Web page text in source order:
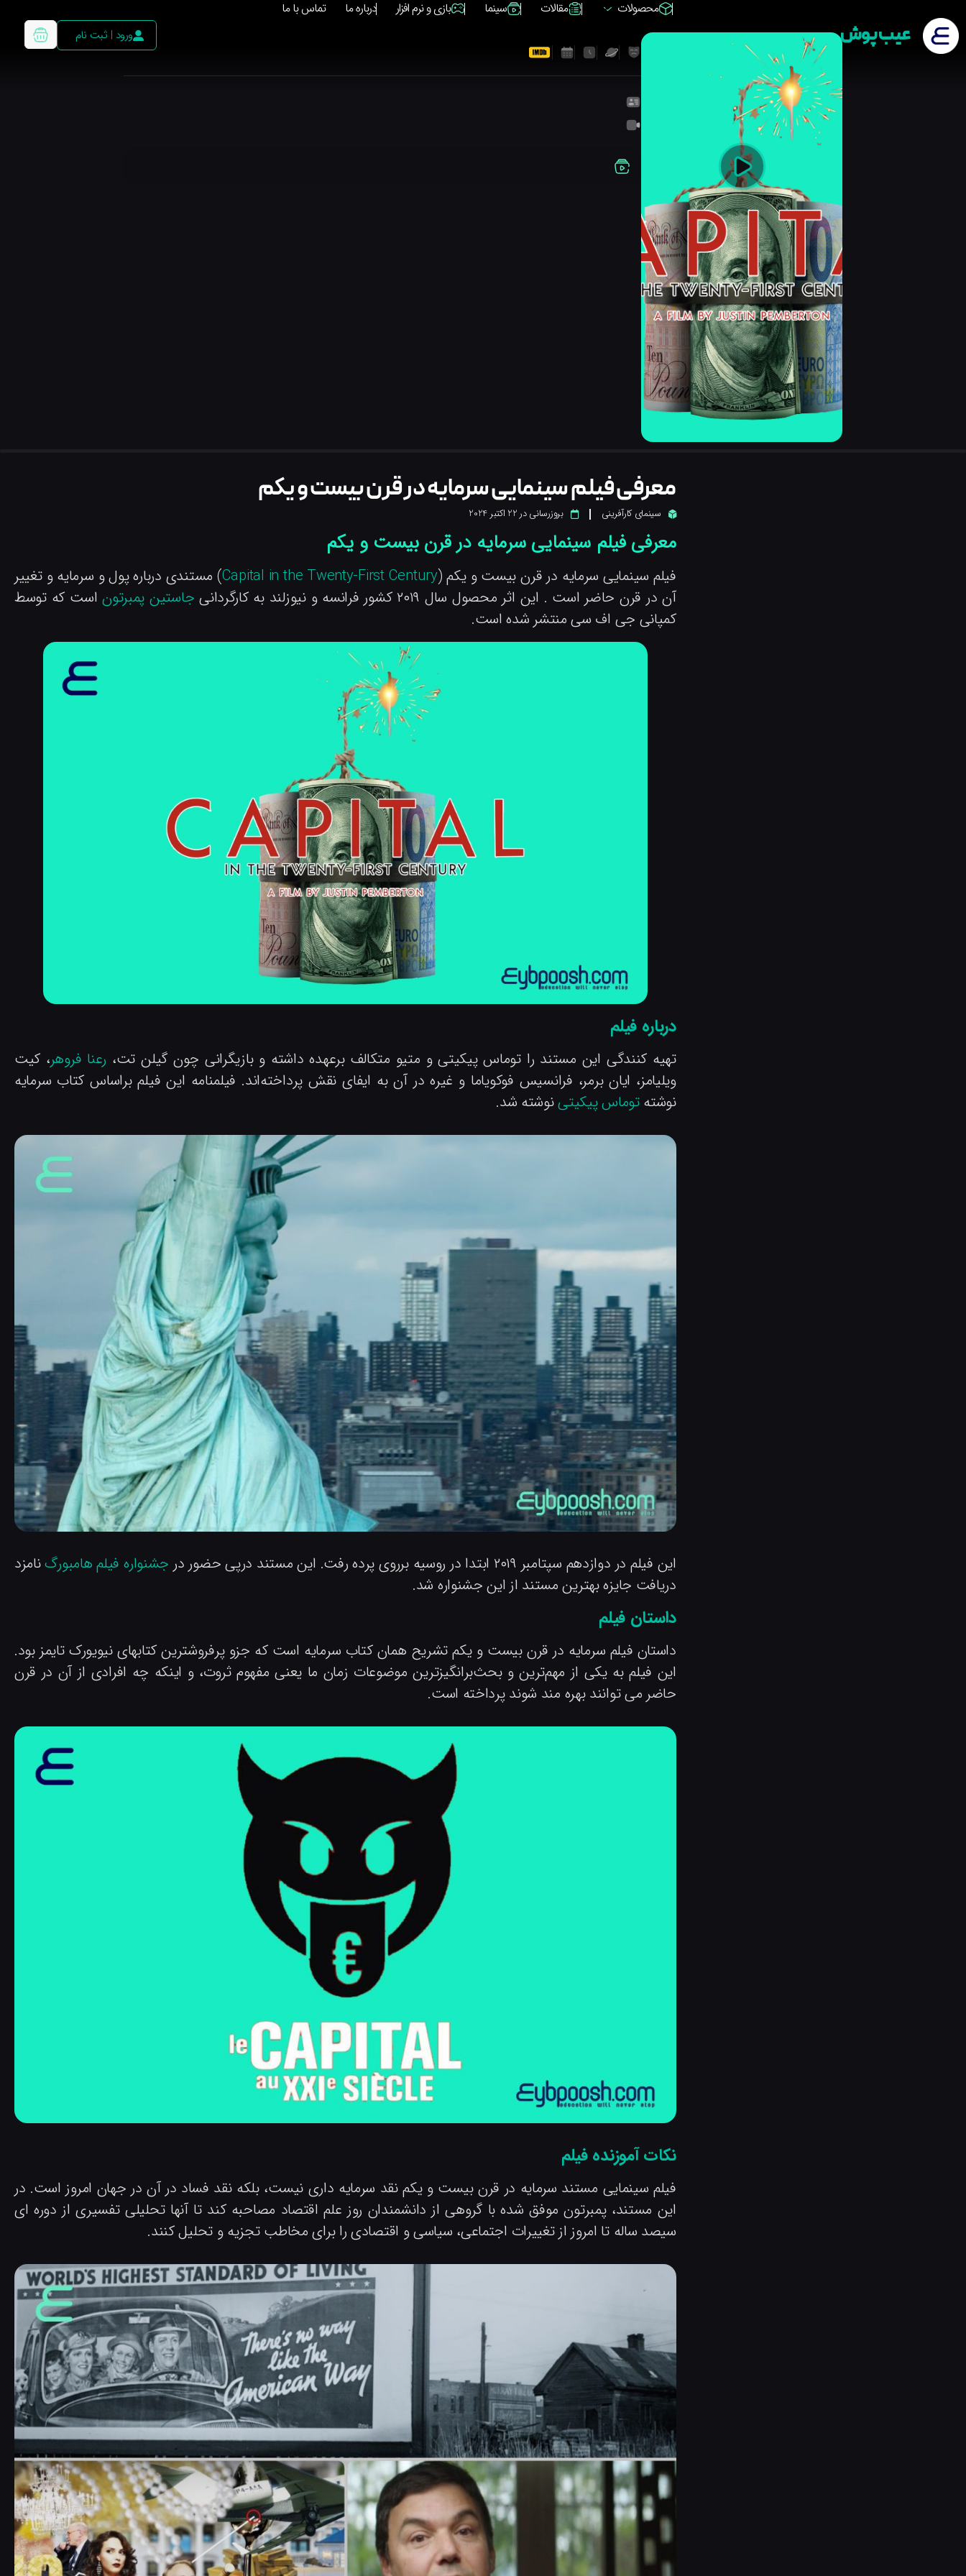
عیب پوش
محصولات مقالات سینما بازی و نرم افزار درباره ما تماس با ما
ورود | ثبت نام
معرفی فیلم سینمایی سرمایه در قرن بیست و یکم
سینمای کارآفرینی بروزرسانی در 22 اکتبر 2024
معرفی فیلم سینمایی سرمایه در قرن بیست و یکم
فیلم سینمایی سرمایه در قرن بیست و یکم (Capital in the Twenty-First Century) مستندی درباره پول و سرمایه و تغییر
آن در قرن حاضر است . این اثر محصول سال ۲۰۱۹ کشور فرانسه و نیوزلند به کارگردانی
جاستین پمبرتوناست که توسط
کمپانی جی اف سی منتشر شده است.
درباره فیلم
تهیه کنندگی این مستند را توماس پیکیتی و متیو متکالف برعهده داشته و بازیگرانی چون گیلن تت، رعنا فروهر، کیت
ویلیامز، ایان برمر، فرانسیس فوکویاما و غیره در آن به ایفای نقش پرداخته‌اند. فیلمنامه این فیلم براساس کتاب سرمایه
نوشتهتوماس پیکیتینوشته شد.
این فیلم در دوازدهم سپتامبر ۲۰۱۹ ابتدا در روسیه برروی پرده رفت. این مستند درپی حضور در جشنواره فیلم هامبورگنامزد
دریافت جایزه بهترین مستند از این جشنواره شد.
داستان فیلم
داستان فیلم سرمایه در قرن بیست و یکم تشریح همان کتاب سرمایه است که جزو پرفروشترین کتابهای نیویورک تایمز بود.
این فیلم به یکی از مهم‌ترین و بحث‌برانگیزترین موضوعات زمان ما یعنی مفهوم ثروت، و اینکه چه افرادی از آن در قرن
حاضر می توانند بهره مند شوند پرداخته است.
نکات آموزنده فیلم
فیلم سینمایی مستند سرمایه در قرن بیست و یکم نقد سرمایه داری نیست، بلکه نقد فساد در آن در جهان امروز است. در
این مستند، پمبرتون موفق شده با گروهی از دانشمندان روز علم اقتصاد مصاحبه کند تا آنها تحلیلی تفسیری از دوره ای
سیصد ساله تا امروز از تغییرات اجتماعی، سیاسی و اقتصادی را برای مخاطب تجزیه و تحلیل کنند.